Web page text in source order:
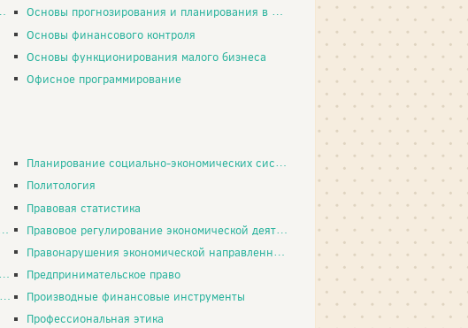
Основы прогнозирования и планирования в условиях рынка
Основы финансового контроля
Основы функционирования малого бизнеса
Офисное программирование
Планирование социально-экономических систем и процессов
Политология
Правовая статистика
Правовое регулирование экономической деятельности
Правонарушения экономической направленности
Предпринимательское право
Производные финансовые инструменты
Профессиональная этика